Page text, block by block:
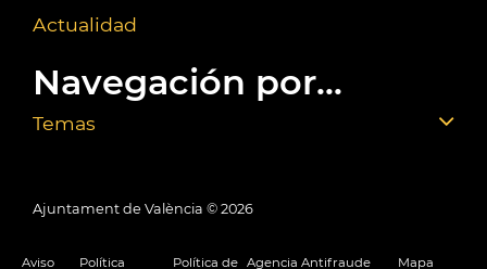
Actualidad
Navegación por...
Temas
Ajuntament de València © 2026
Aviso Política Política de Agencia Antifraude Mapa